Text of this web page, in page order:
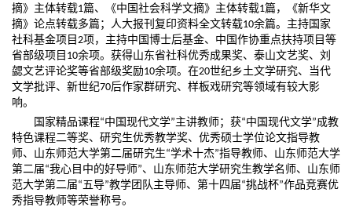
摘》主体转载1篇、《中国社会科学文摘》主体转载1篇，《新华文
摘》论点转载多篇；人大报刊复印资料全文转载10余篇。主持国家
社科基金项目 2项，主持中国博士后基金、中国作协重点扶持项目等
省部级项目 10余项。获得山东省社科优秀成果奖、泰山文艺奖、刘
勰文艺评论奖等省部级奖励10余项。在20世纪乡土文学研究、当代
文学批评、新世纪70后作家群研究、样板戏研究等领域有较大影
响。
国家精品课程“中国现代文学”主讲教师；获“中国现代文学”成教
特色课程二等奖、研究生优秀教学奖、优秀硕士学位论文指导教
师、山东师范大学第二届研究生“学术十杰”指导教师、山东师范大学
第二届“我心目中的好导师”、山东师范大学研究生教学名师、山东师
范大学第二届“五导”教学团队主导师、第十四届“挑战杯”作品竞赛优
秀指导教师等荣誉称号。